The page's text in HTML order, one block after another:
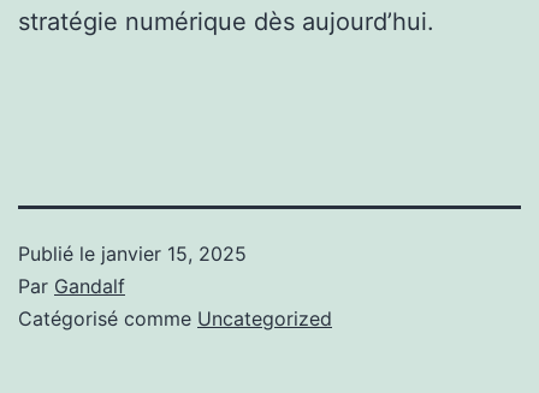
stratégie numérique dès aujourd’hui.
Publié le janvier 15, 2025
Par Gandalf
Catégorisé comme Uncategorized